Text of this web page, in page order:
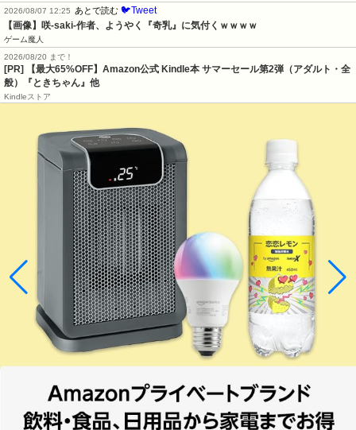
2026/08/07 12:25
あとで読む 🐦Tweet
【画像】咲-saki-作者、ようやく『奇乳』に気付くｗｗｗｗ
ゲーム魔人
2026/08/20 まで！
[PR]
【最大65%OFF】Amazon公式 Kindle本 サマーセール第2弾（アダルト・全
般）『ときちゃん』他
Kindleストア